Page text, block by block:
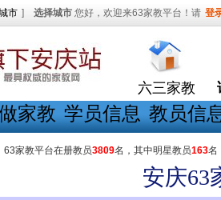
市 ] 选择城市 您好，欢迎来63家教平台！请 登
六三家教
家教 学员信息 教员信
63家教平台在册教员3809名，其中明星教员163名
安庆63